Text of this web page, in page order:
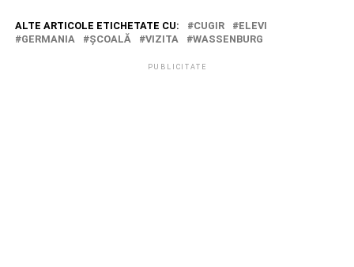
ALTE ARTICOLE ETICHETATE CU: CUGIR
ELEVI
GERMANIA
ŞCOALĂ VIZITA WASSENBURG
PUBLICITATE